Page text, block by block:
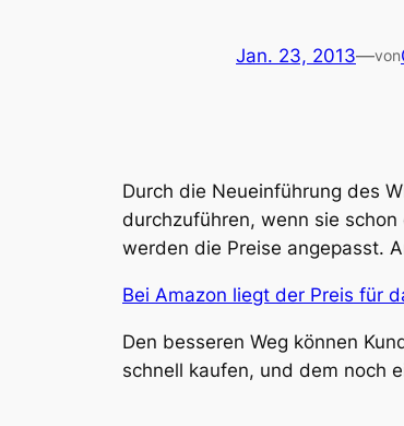
Jan. 23, 2013—von
Durch die Neueinführung des
durchzuführen, wenn sie
werden die Preise angepasst.
Bei Amazon liegt der Preis für
Den besseren Weg können
schnell kaufen, und dem noch